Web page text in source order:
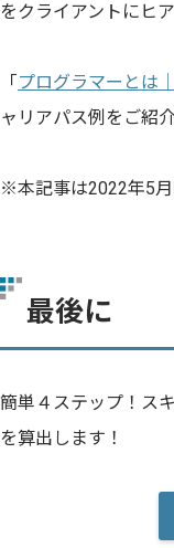
をクライアントにヒ
「プログラマーとは
ャリアパス例をご紹
※本記事は2022年5月
最後に
簡単４ステップ！ス
を算出します！